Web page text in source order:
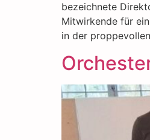
bezeichnete
Mitwirkende für
in der